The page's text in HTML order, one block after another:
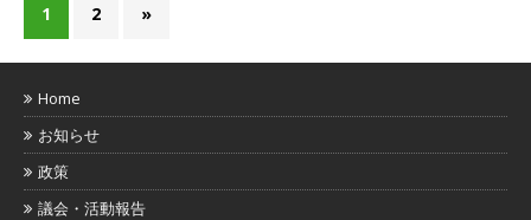
1 2 »
Home
お知らせ
政策
議会・活動報告